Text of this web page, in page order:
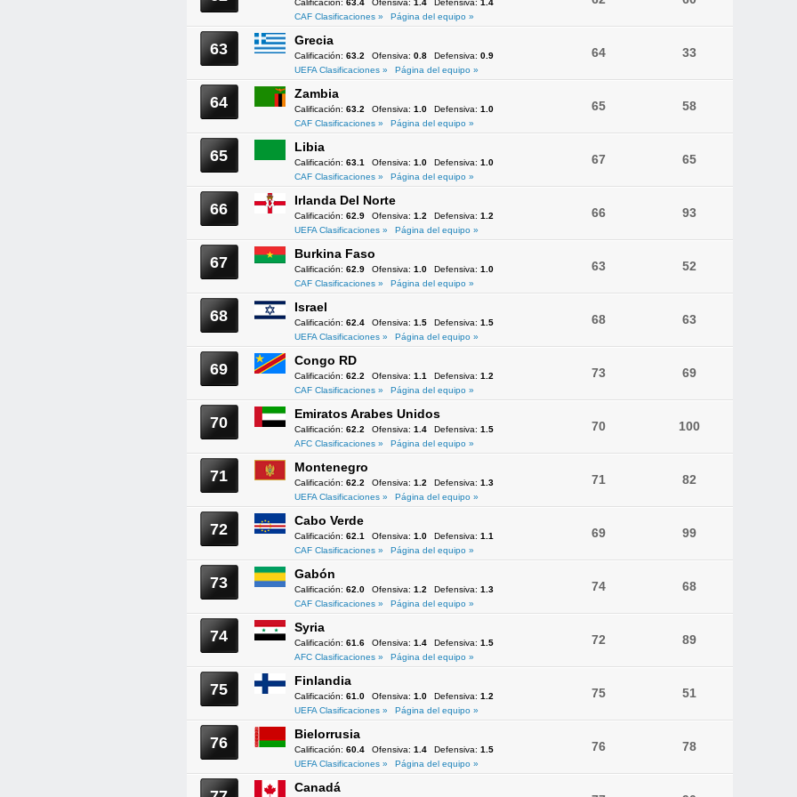
Calificación: 63.4 Ofensiva: 1.4 Defensiva: 1.4
CAF Clasificaciones »
Página del equipo »
63 Grecia
Calificación: 63.2 Ofensiva: 0.8 Defensiva: 0.9
UEFA Clasificaciones »
Página del equipo »
64 33
64 Zambia
Calificación: 63.2 Ofensiva: 1.0 Defensiva: 1.0
CAF Clasificaciones »
Página del equipo »
65 58
65 Libia
Calificación: 63.1 Ofensiva: 1.0 Defensiva: 1.0
CAF Clasificaciones »
Página del equipo »
67 65
66 Irlanda Del Norte
Calificación: 62.9 Ofensiva: 1.2 Defensiva: 1.2
UEFA Clasificaciones »
Página del equipo »
66 93
67 Burkina Faso
Calificación: 62.9 Ofensiva: 1.0 Defensiva: 1.0
CAF Clasificaciones »
Página del equipo »
63 52
68 Israel
Calificación: 62.4 Ofensiva: 1.5 Defensiva: 1.5
UEFA Clasificaciones »
Página del equipo »
68 63
69 Congo RD
Calificación: 62.2 Ofensiva: 1.1 Defensiva: 1.2
CAF Clasificaciones »
Página del equipo »
73 69
70 Emiratos Arabes Unidos
Calificación: 62.2 Ofensiva: 1.4 Defensiva: 1.5
AFC Clasificaciones »
Página del equipo »
70 100
71 Montenegro
Calificación: 62.2 Ofensiva: 1.2 Defensiva: 1.3
UEFA Clasificaciones »
Página del equipo »
71 82
72 Cabo Verde
Calificación: 62.1 Ofensiva: 1.0 Defensiva: 1.1
CAF Clasificaciones »
Página del equipo »
69 99
73 Gabón
Calificación: 62.0 Ofensiva: 1.2 Defensiva: 1.3
CAF Clasificaciones »
Página del equipo »
74 68
74 Syria
Calificación: 61.6 Ofensiva: 1.4 Defensiva: 1.5
AFC Clasificaciones »
Página del equipo »
72 89
75 Finlandia
Calificación: 61.0 Ofensiva: 1.0 Defensiva: 1.2
UEFA Clasificaciones »
Página del equipo »
75 51
76 Bielorrusia
Calificación: 60.4 Ofensiva: 1.4 Defensiva: 1.5
UEFA Clasificaciones »
Página del equipo »
76 78
Canadá